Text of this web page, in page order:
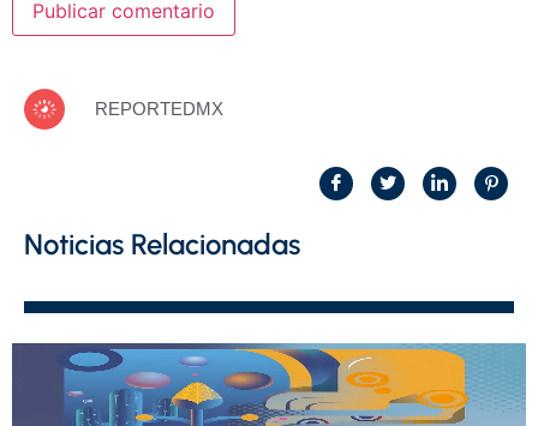
REPORTEDMX
Noticias Relacionadas